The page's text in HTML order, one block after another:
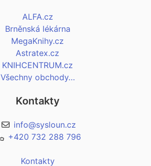
ALFA.cz
Brněnská lékárna
MegaKnihy.cz
Astratex.cz
KNIHCENTRUM.cz
Všechny obchody…
Kontakty
info@sysloun.cz
+420 732 288 796
Kontakty